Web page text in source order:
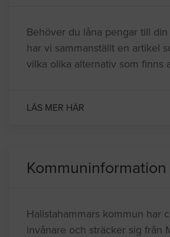
Behöver du låna pengar till
har vi sammanställt en artikel
vilka olika alternativ som finns
LÄS MER HÄR
Kommuninformation
Hallstahammars kommun har
invånare och sträcker sig från